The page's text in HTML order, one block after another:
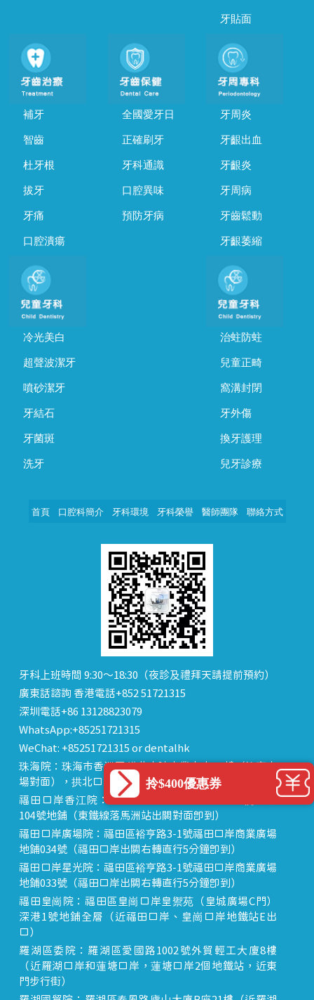
牙貼面
補牙
智齒
杜牙根
拔牙
牙痛
口腔潰瘍
全國愛牙日
正確刷牙
牙科通識
口腔異味
預防牙病
牙周炎
牙齦出血
牙齦炎
牙周病
牙齒鬆動
牙齦萎縮
冷光美白
超聲波潔牙
噴砂潔牙
牙結石
牙菌斑
洗牙
治蛀防蛀
兒童正畸
窩溝封閉
牙外傷
換牙護理
兒牙診療
首頁 口腔科簡介 牙科環境 牙科榮譽 醫師團隊 聯絡方式
牙科上班時間 9:30～18:30（夜診及禮拜天請提前預約）
廣東話諮詢 香港電話+852 51721315
深圳電話+86 13128823079
WhatsApp:+85251721315
WeChat: +85251721315 or dentalhk
珠海院：珠海市香洲區 拱北中建商業大廈 15樓（迎賓廣
場對面），拱北口岸步行8分鐘直達
福田口岸香江院：福田區福田口岸正對面，海悅華城
104號地鋪（東鐵線落馬洲站出關對面即到）
福田口岸廣場院：福田區裕亨路3-1號福田口岸商業廣場
地鋪034號（福田口岸出關右轉直行5分鐘即到）
福田口岸星光院：福田區裕亨路3-1號福田口岸商業廣場
地鋪033號（福田口岸出關右轉直行5分鐘即到）
福田皇崗院：福田區皇崗口岸皇禦苑（皇城廣場C門）
深港1號地鋪全層（近福田口岸、皇崗口岸地鐵站E出
口）
羅湖區委院：羅湖區愛國路1002號外貿輕工大廈8樓
（近羅湖口岸和蓮塘口岸，蓮塘口岸2個地鐵站，近東
門步行街）
拎$400優惠券